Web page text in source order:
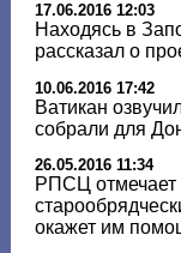
17.06.2016 12:03
Находясь в
рассказал о
10.06.2016 17:42
Ватикан
собрали для
26.05.2016 11:34
РПСЦ отмечает
окажет им